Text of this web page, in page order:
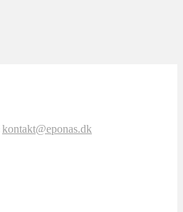
kontakt@eponas.dk